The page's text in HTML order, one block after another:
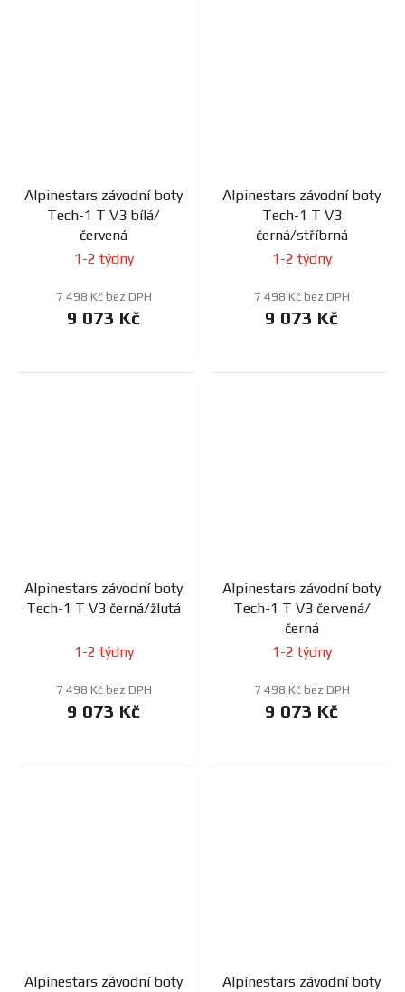
Alpinestars závodní boty
Tech-1 T V3 bílá/
červená
1-2 týdny
7 498 Kč bez DPH
9 073 Kč
Alpinestars závodní boty
Tech-1 T V3
černá/stříbrná
1-2 týdny
7 498 Kč bez DPH
9 073 Kč
Alpinestars závodní boty
Tech-1 T V3 černá/žlutá
1-2 týdny
7 498 Kč bez DPH
9 073 Kč
Alpinestars závodní boty
Tech-1 T V3 červená/
černá
1-2 týdny
7 498 Kč bez DPH
9 073 Kč
Alpinestars závodní boty
Alpinestars závodní boty